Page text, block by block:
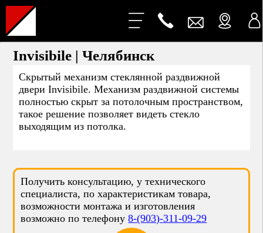
Invisibile | Челябинск
Скрытый механизм стеклянной раздвижной
двери Invisibile. Механизм раздвижной системы
полностью скрыт за потолочным пространством,
такое решение позволяет видеть стекло
выходящим из потолка.
Получить консультацию, у технического
специалиста, по характеристикам товара,
возможности монтажа и изготовления
возможно по телефону8-(903)-311-09-29